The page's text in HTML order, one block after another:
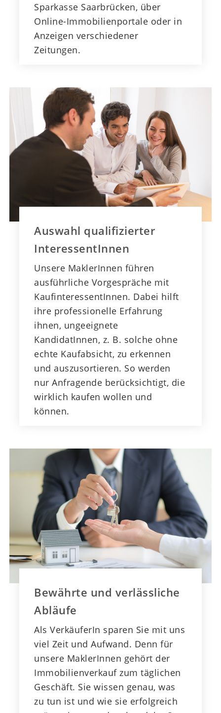
Sparkasse Saarbrücken, über
Online-Immobilienportale oder in
Anzeigen verschiedener
Zeitungen.
Auswahl qualifizierter
InteressentInnen
Unsere MaklerInnen führen
ausführliche Vorgespräche mit
KaufinteressentInnen. Dabei hilft
ihre professionelle Erfahrung
ihnen, ungeeignete
KandidatInnen, z. B. solche ohne
echte Kaufabsicht, zu erkennen
und auszusortieren. So werden
nur Anfragende berücksichtigt, die
wirklich kaufen wollen und
können.
Bewährte und verlässliche
Abläufe
Als VerkäuferIn sparen Sie mit uns
viel Zeit und Aufwand. Denn für
unsere MaklerInnen gehört der
Immobilienverkauf zum täglichen
Geschäft. Sie wissen genau, was
zu tun ist und wie sie erfolgreich